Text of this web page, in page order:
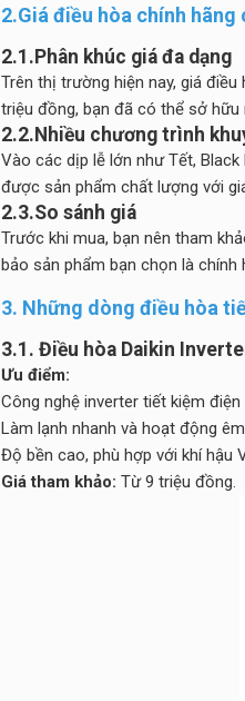
2.Giá điều hòa chính hãng
2.1.Phân khúc giá đa dạng
Trên thị trường hiện nay, giá
triệu đồng, bạn đã có thể sở
2.2.Nhiều chương trình
Vào các dịp lễ lớn như Tết,
được sản phẩm chất lượng với
2.3.So sánh giá
Trước khi mua, bạn nên tham
bảo sản phẩm bạn chọn là chính
3. Những dòng điều hòa
3.1. Điều hòa Daikin
Ưu điểm:
Công nghệ inverter tiết kiệm điện
Làm lạnh nhanh và hoạt động
Độ bền cao, phù hợp với khí hậu
Giá tham khảo: Từ 9 triệu đồng.